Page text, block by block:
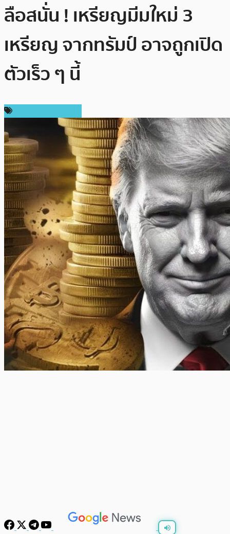
ลือสนั่น ! เหรียญมีมใหม่ 3
เหรียญ จากทรัมป์ อาจถูกเปิด
ตัวเร็ว ๆ นี้